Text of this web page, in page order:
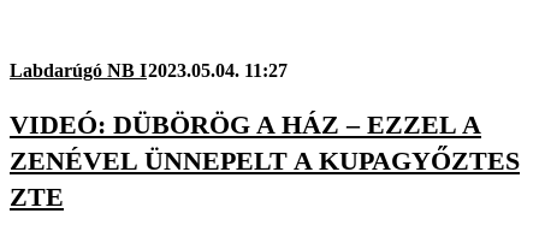
Labdarúgó NB I2023.05.04. 11:27
VIDEÓ: DÜBÖRÖG A HÁZ – EZZEL A
ZENÉVEL ÜNNEPELT A KUPAGYŐZTES
ZTE